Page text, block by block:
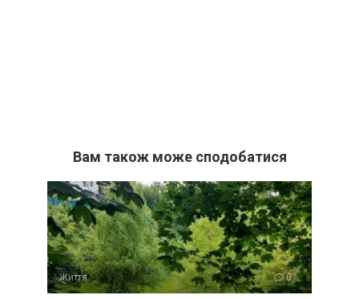
Вам також може сподобатися
Життя 0